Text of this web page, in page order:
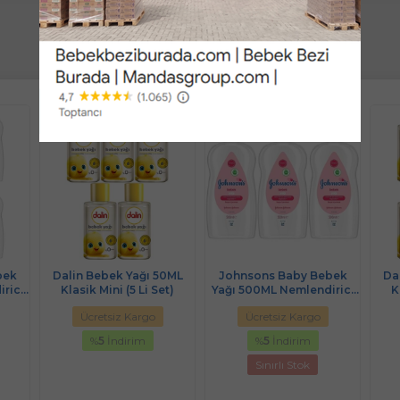
Dalin Bebek Yağı 50ML
Klasik Mini (5 Li Set)
Ücretsiz Kargo
%5 İndirim
Johnsons Baby Bebek
Yağı 500ML Nemlendirici
(Pembe) (3 Lü Set)
Ücretsiz Kargo
%5 İndirim
Sınırlı Stok